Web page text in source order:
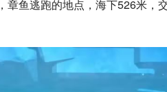
章鱼逃跑的地点，海下526米，